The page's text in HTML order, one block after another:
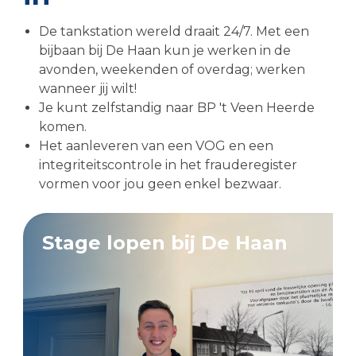
Stage lopen bij De Haan
De tankstation wereld draait 24/7. Met een
bijbaan bij De Haan kun je werken in de
avonden, weekenden of overdag; werken
wanneer jij wilt!
Je kunt zelfstandig naar BP 't Veen Heerde
komen.
Het aanleveren van een VOG en een
integriteitscontrole in het frauderegister
vormen voor jou geen enkel bezwaar.